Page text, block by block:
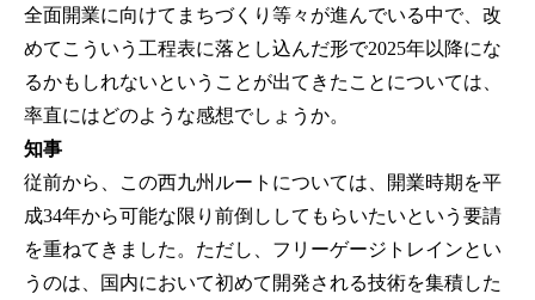
全面開業に向けてまちづくり等々が進んでいる中で、改
めてこういう工程表に落とし込んだ形で2025年以降にな
るかもしれないということが出てきたことについては、
率直にはどのような感想でしょうか。
知事
従前から、この西九州ルートについては、開業時期を平
成34年から可能な限り前倒ししてもらいたいという要請
を重ねてきました。ただし、フリーゲージトレインとい
うのは、国内において初めて開発される技術を集積した